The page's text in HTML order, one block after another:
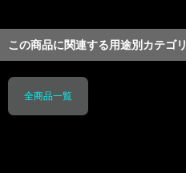
この商品に関連する用途別カテゴリ
全商品一覧